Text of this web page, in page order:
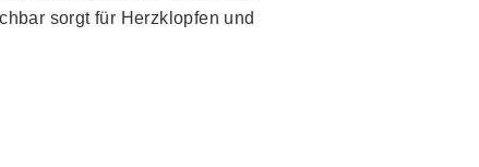
sorgt für Herzklopfen und